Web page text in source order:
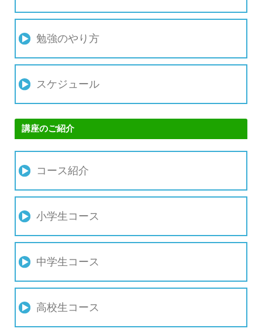
勉強のやり方
スケジュール
講座のご紹介
コース紹介
小学生コース
中学生コース
高校生コース